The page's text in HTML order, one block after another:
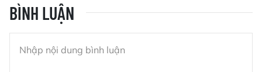
BÌNH LUẬN